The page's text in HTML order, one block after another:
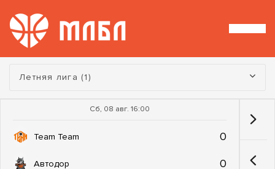
Турнир:
Летняя лига (1)
Сб, 08 авг. 16:00
Team Team 0
Автодор 0